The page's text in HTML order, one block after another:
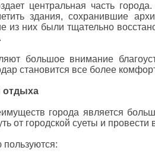
центральная часть
здания, сохранившие
из них были тщательно
большое внимание
становится все более
отдыха
города является
от городской суеты и